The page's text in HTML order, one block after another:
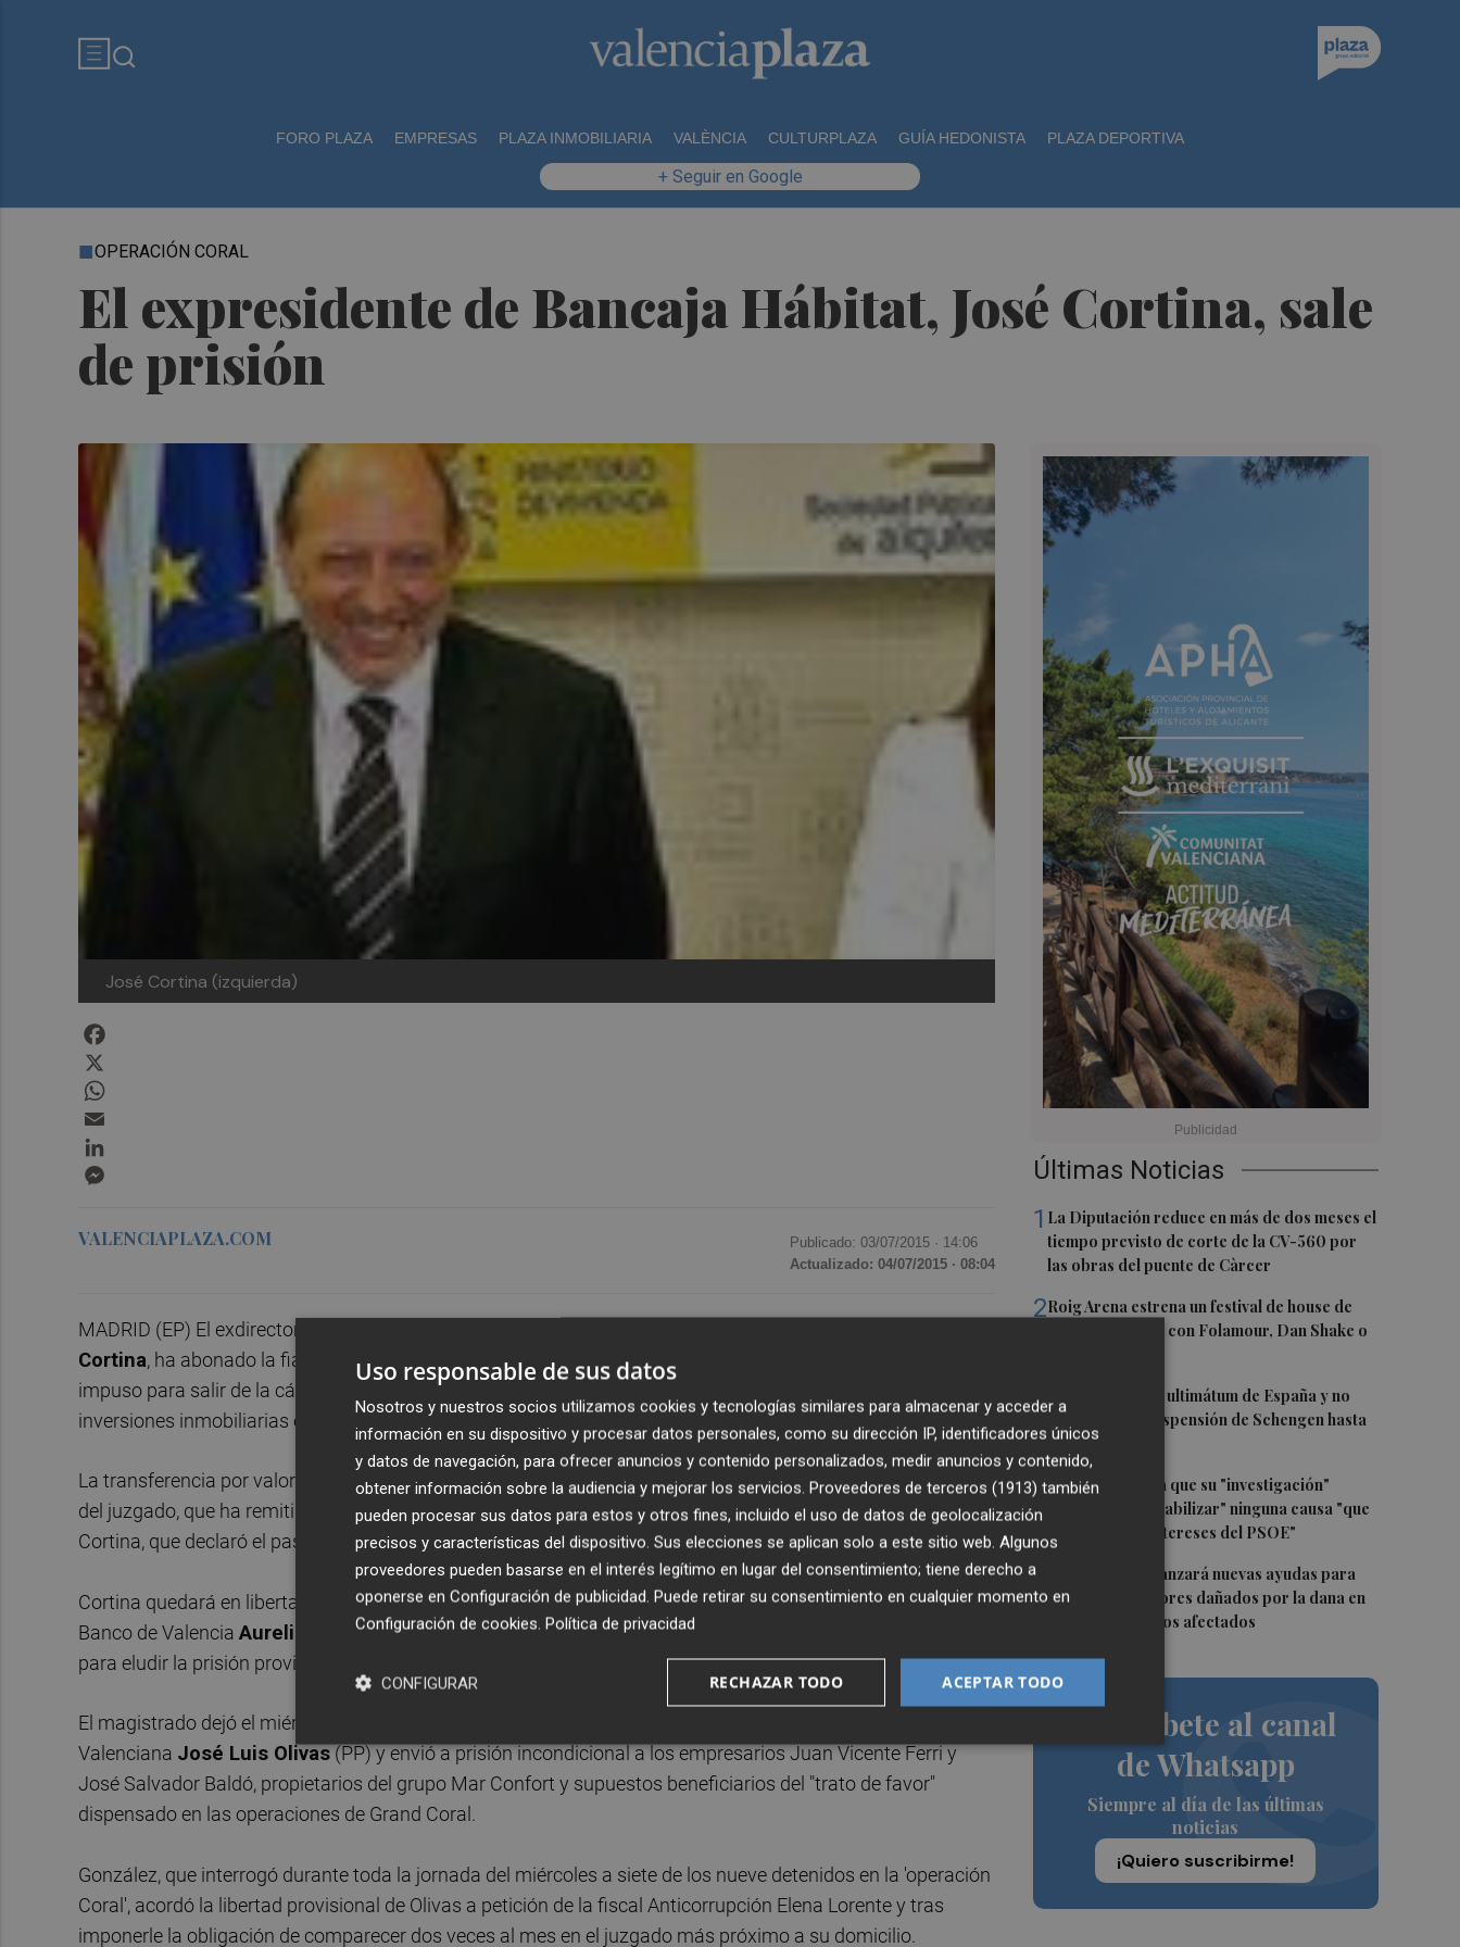
FORO PLAZA EMPRESAS PLAZA INMOBILIARIA VALÈNCIA CULTURPLAZA GUÍA HEDONISTA PLAZA DEPORTIVA
+ Seguir en Google
El expresidente de Bancaja Hábitat, José Cortina, sale
de prisión
OPERACIÓN CORAL
José Cortina (izquierda)
Últimas Noticias
1 La Diputación reduce en más de dos meses el
tiempo previsto de corte de la CV-560 por
las obras del puente de Càrcer
2Roig Arena estrena un festival de house de
más de 10 horas con Folamour, Dan Shake o
3 Italia rechaza el ultimátum de España y no
reevaluará la suspensión de Schengen hasta
el 15 de agosto
4Leire Díez niega que su "investigación"
buscara "desestabilizar" ninguna causa "que
afectara a los intereses del PSOE"
5
La Generalitat lanzará nuevas ayudas para
reparar ascensores dañados por la dana en
todos los edificios afectados
Suscríbete al canal
de Whatsapp
Siempre al día de las últimas
noticias
¡Quiero suscribirme!
VALENCIAPLAZA.COM Publicado: 03/07/2015 · 14:06
Actualizado: 04/07/2015 · 08:04
MADRID (EP) El exdirector general adjunto de Bancaja y antiguo presidente de Bancaja Hábitat,
Cortina, ha abonado la fianza de 500.000 euros que el juez de la Audiencia Nacional Juan Pablo González le
impuso para salir de la cárcel en la causa en la que investiga los créditos concedidos para financiar
inversiones inmobiliarias en el Caribe, según informaron fuentes jurídicas.
La transferencia por valor de medio millón de euros ha llegado a la cuenta de depósitos y consignaciones
del juzgado, que ha remitido un oficio a la cárcel madrileña de Soto del Real para que ponga en libertad a
Cortina, que declaró el pasado miércoles como imputado por delitos de corrupción.
Cortina quedará en libertad un día después del ex director general de Bancaja y antiguo presidente del
Banco de Valencia Aurelio Izquierdo, que reunió en 24 horas la caución de 500.000 euros fijada por el juez
para eludir la prisión provisional.
El magistrado dejó el miércoles en libertad con medidas cautelares al expresidente de la Generalitat
Valenciana José Luis Olivas(PP) y envió a prisión incondicional a los empresarios Juan Vicente Ferri y
José Salvador Baldó, propietarios del grupo Mar Confort y supuestos beneficiarios del "trato de favor"
dispensado en las operaciones de Grand Coral.
González, que interrogó durante toda la jornada del miércoles a siete de los nueve detenidos en la 'operación
Coral', acordó la libertad provisional de Olivas a petición de la fiscal Anticorrupción Elena Lorente y tras
imponerle la obligación de comparecer dos veces al mes en el juzgado más próximo a su domicilio.
Uso responsable de sus datos
Nosotros y nuestros socios utilizamos cookies y tecnologías similares para almacenar y acceder a
información en su dispositivo y procesar datos personales, como su dirección IP, identificadores únicos
y datos de navegación, para ofrecer anuncios y contenido personalizados, medir anuncios y contenido,
obtener información sobre la audiencia y mejorar los servicios. Proveedores de terceros (1913) también
pueden procesar sus datos para estos y otros fines, incluido el uso de datos de geolocalización
precisos y características del dispositivo. Sus elecciones se aplican solo a este sitio web. Algunos
proveedores pueden basarse en el interés legítimo en lugar del consentimiento; tiene derecho a
oponerse en Configuración de publicidad. Puede retirar su consentimiento en cualquier momento en
Configuración de cookies. Política de privacidad
ACEPTAR TODO
RECHAZAR TODO
CONFIGURAR